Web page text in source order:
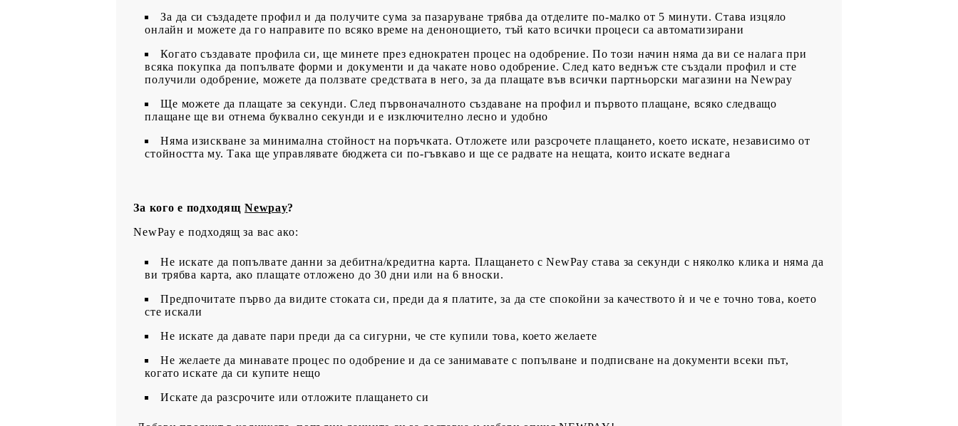
За да си създадете профил и да получите сума за пазаруване трябва да отделите по-малко от 5 минути. Става изцяло
онлайн и можете да го направите по всяко време на денонощието, тъй като всички процеси са автоматизирани
Когато създавате профила си, ще минете през еднократен процес на одобрение. По този начин няма да ви се налага при
всяка покупка да попълвате форми и документи и да чакате ново одобрение. След като веднъж сте създали профил и сте
получили одобрение, можете да ползвате средствата в него, за да плащате във всички партньорски магазини на Newpay
Ще можете да плащате за секунди. След първоначалното създаване на профил и първото плащане, всяко следващо
плащане ще ви отнема буквално секунди и е изключително лесно и удобно
Няма изискване за минимална стойност на поръчката. Отложете или разсрочете плащането, което искате, независимо от
стойността му. Така ще управлявате бюджета си по-гъвкаво и ще се радвате на нещата, които искате веднага
За кого е подходящNewpay?
NewPay е подходящ за вас ако:
Не искате да попълвате данни за дебитна/кредитна карта. Плащането с NewPay става за секунди с няколко клика и няма да
ви трябва карта, ако плащате отложено до 30 дни или на 6 вноски.
Предпочитате първо да видите стоката си, преди да я платите, за да сте спокойни за качеството ѝ и че е точно това, което
сте искали
Не искате да давате пари преди да са сигурни, че сте купили това, което желаете
Не желаете да минавате процес по одобрение и да се занимавате с попълване и подписване на документи всеки път,
когато искате да си купите нещо
Искате да разсрочите или отложите плащането си